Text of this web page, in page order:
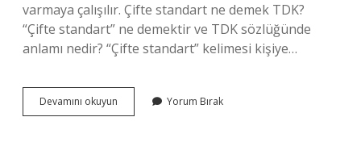
varmaya çalışılır. Çifte standart ne demek TDK?
“Çifte standart” ne demektir ve TDK sözlüğünde
anlamı nedir? “Çifte standart” kelimesi kişiye…
Devamını okuyun
Çifte
Yorum Bırak